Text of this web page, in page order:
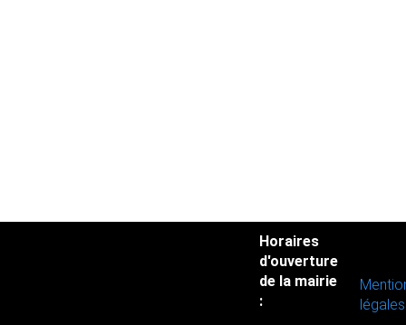
Horaires
d'ouverture
de la mairie
:
légales